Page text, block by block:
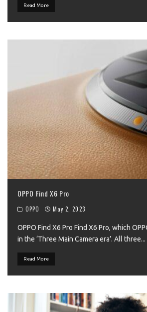
Read More
OPPO Find X6 Pro
OPPO May 2, 2023
OPPO Find X6 Pro Find X6 Pro, which
in the ‘Three Main Camera era’. All three...
Read More